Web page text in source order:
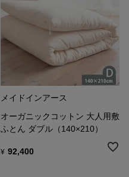
メイドインアース
オーガニックコットン 大人用敷
ふとん ダブル（140×210）
¥ 92,400